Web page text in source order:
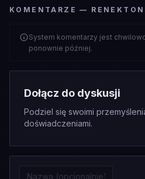
KOMENTARZE —
System komentarzy jest
ponownie później.
Dołącz do dyskusji
Podziel się swoimi
doświadczeniami.